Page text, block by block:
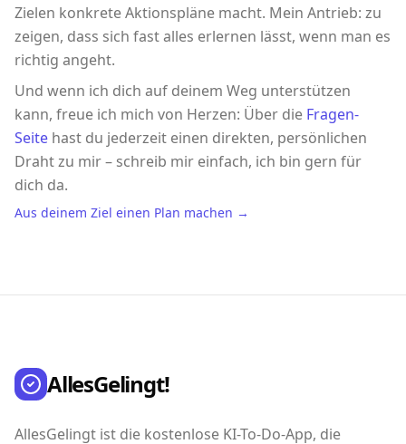
Zielen konkrete Aktionspläne macht. Mein Antrieb: zu
zeigen, dass sich fast alles erlernen lässt, wenn man es
richtig angeht.
Und wenn ich dich auf deinem Weg unterstützen
kann, freue ich mich von Herzen: Über die Fragen-
Seite hast du jederzeit einen direkten, persönlichen
Draht zu mir – schreib mir einfach, ich bin gern für
dich da.
Aus deinem Ziel einen Plan machen →
AllesGelingt!
AllesGelingt ist die kostenlose KI-To-Do-App, die